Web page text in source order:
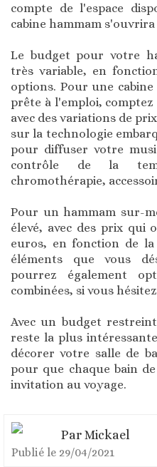
compte de l'espace
cabine hammam
Le budget pour votre
très variable, en
options. Pour une
prête à l'emploi, comptez
avec des variations de
sur la technologie
pour diffuser votre
contrôle de la
chromothérapie,
Pour un hammam sur-
élevé, avec des prix qui
euros, en fonction de
éléments que vous
pourrez également
combinées, si vous hésitez
Avec un budget
reste la plus
décorer votre salle de
pour que chaque bain
invitation au voyage.
Par Mickael
Publié le 29/04/2021